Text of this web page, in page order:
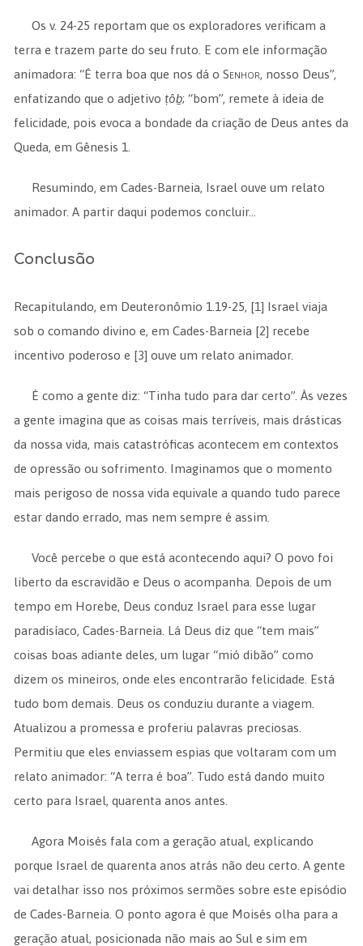
Os v. 24-25 reportam que os exploradores verificam a
terra e trazem parte do seu fruto. E com ele informação
animadora: “É terra boa que nos dá o Senhor, nosso Deus”,
enfatizando que o adjetivo ṭôḇ; “bom”, remete à ideia de
felicidade, pois evoca a bondade da criação de Deus antes da
Queda, em Gênesis 1.
Resumindo, em Cades-Barneia, Israel ouve um relato
animador. A partir daqui podemos concluir…
Conclusão
Recapitulando, em Deuteronômio 1.19-25, [1] Israel viaja
sob o comando divino e, em Cades-Barneia [2] recebe
incentivo poderoso e [3] ouve um relato animador.
É como a gente diz: “Tinha tudo para dar certo”. Às vezes
a gente imagina que as coisas mais terríveis, mais drásticas
da nossa vida, mais catastróficas acontecem em contextos
de opressão ou sofrimento. Imaginamos que o momento
mais perigoso de nossa vida equivale a quando tudo parece
estar dando errado, mas nem sempre é assim.
Você percebe o que está acontecendo aqui? O povo foi
liberto da escravidão e Deus o acompanha. Depois de um
tempo em Horebe, Deus conduz Israel para esse lugar
paradisíaco, Cades-Barneia. Lá Deus diz que “tem mais”
coisas boas adiante deles, um lugar “mió dibão” como
dizem os mineiros, onde eles encontrarão felicidade. Está
tudo bom demais. Deus os conduziu durante a viagem.
Atualizou a promessa e proferiu palavras preciosas.
Permitiu que eles enviassem espias que voltaram com um
relato animador: “A terra é boa”. Tudo está dando muito
certo para Israel, quarenta anos antes.
Agora Moisés fala com a geração atual, explicando
porque Israel de quarenta anos atrás não deu certo. A gente
vai detalhar isso nos próximos sermões sobre este episódio
de Cades-Barneia. O ponto agora é que Moisés olha para a
geração atual, posicionada não mais ao Sul e sim em